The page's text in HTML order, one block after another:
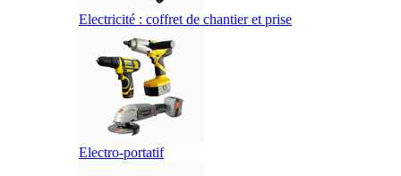
Electricité : coffret de chantier et prise
Electro-portatif